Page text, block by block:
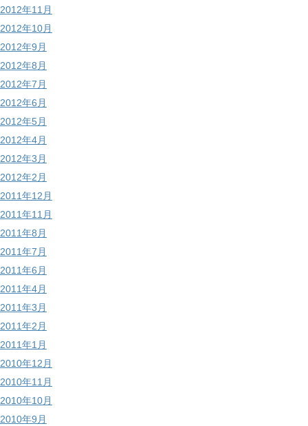
2012年11月
2012年10月
2012年9月
2012年8月
2012年7月
2012年6月
2012年5月
2012年4月
2012年3月
2012年2月
2011年12月
2011年11月
2011年8月
2011年7月
2011年6月
2011年4月
2011年3月
2011年2月
2011年1月
2010年12月
2010年11月
2010年10月
2010年9月